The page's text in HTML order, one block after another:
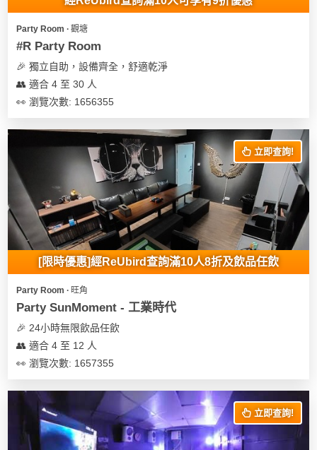
Party Room ∙ 觀塘
#R Party Room
🎉 獨立自助，設備齊全，舒適乾淨
👥 適合 4 至 30 人
👀 瀏覽次數: 1656355
立即查詢!
[限時優惠]經ReUbird查詢滿10人8折及飲品任飲
Party Room ∙ 旺角
Party SunMoment - 工業時代
🎉 24小時無限飲品任飲
👥 適合 4 至 12 人
👀 瀏覽次數: 1657355
立即查詢!